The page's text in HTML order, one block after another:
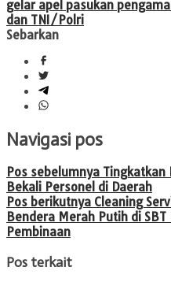
gelar apel pasukan
dan TNI/Polri
Sebarkan
Navigasi pos
Pos sebelumnya Tingkatkan
Bekali Personel di Daerah
Pos berikutnya Cleaning
Bendera Merah Putih di
Pembinaan
Pos terkait